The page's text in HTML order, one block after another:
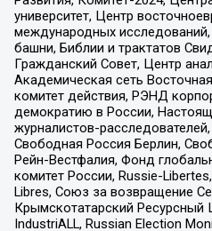
университет, Центр
международных
башни, Библии и трактатов
Гражданский Совет, Центр
Академическая сеть
комитет действия, РЭНД
демократию в России,
журналистов-
Свободная Россия Берлин,
Рейн-Вестфалия, Фонд
комитет России, Russie-
Libres, Союз за возвращение
Крымскотатарский Ресурсный
IndustriALL, Russian Election